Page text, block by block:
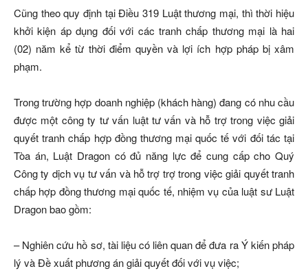
Cũng theo quy định tại Điều 319 Luật thương mại, thì thời hiệu
khởi kiện áp dụng đối với các tranh chấp thương mại là hai
(02) năm kể từ thời điểm quyền và lợi ích hợp pháp bị xâm
phạm.
Trong trường hợp doanh nghiệp (khách hàng) đang có nhu cầu
được một công ty tư vấn luật tư vấn và hỗ trợ trong việc giải
quyết tranh chấp hợp đồng thương mại quốc tế với đối tác tại
Tòa án, Luật Dragon có đủ năng lực để cung cấp cho Quý
Công ty dịch vụ tư vấn và hỗ trợ trợ trong việc giải quyết tranh
chấp hợp đồng thương mại quốc tế, nhiệm vụ của luật sư Luật
Dragon bao gồm:
– Nghiên cứu hồ sơ, tài liệu có liên quan để đưa ra Ý kiến pháp
lý và Đề xuất phương án giải quyết đối với vụ việc;